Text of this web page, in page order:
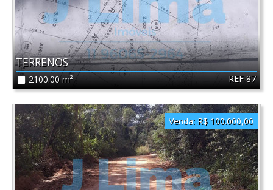
REF 87
TERRENOS
2100.00 m²
Venda: R$ 100.000,00